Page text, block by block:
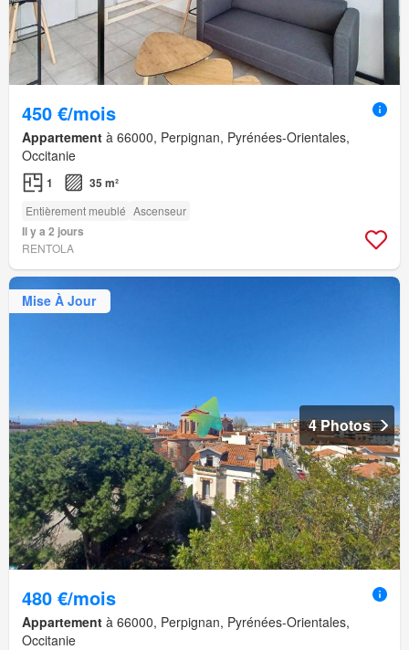
450 €/mois
Appartement à 66000, Perpignan, Pyrénées-Orientales,
Occitanie
1 35 m²
Entièrement meublé Ascenseur
Il y a 2 jours
RENTOLA
Mise À Jour
4 Photos
480 €/mois
Appartement à 66000, Perpignan, Pyrénées-Orientales,
Occitanie